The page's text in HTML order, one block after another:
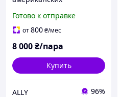
бронепластин ESBI Gen II
Medium
Готово к отправке
от800₴/мес
8 000₴/пара
Купить
ALLY 96%